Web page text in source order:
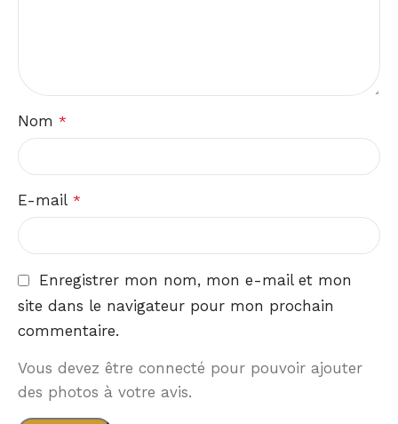
Nom *
E-mail *
Enregistrer mon nom, mon e-mail et mon
site dans le navigateur pour mon prochain
commentaire.
Vous devez être connecté pour pouvoir ajouter
des photos à votre avis.